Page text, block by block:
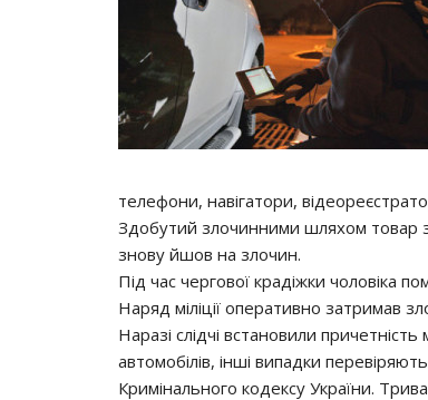
телефони, навігатори,
Здобутий злочинними шляхом товар
знову йшов на злочин.
Під час чергової крадіжки чоловіка
Наряд міліції оперативно затримав
Наразі слідчі встановили
автомобілів, інші випадки
Кримінального кодексу України.